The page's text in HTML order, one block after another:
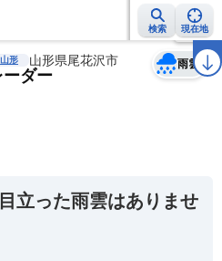
検索 現在地
情報 警報・注意報 2週間天気 ラ
山形 山形県尾花沢市
ダー
雨雲
天気 台風
立った雨雲はありませ